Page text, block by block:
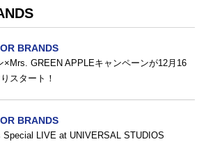
BRANDS
×Mrs. GREEN APPLEキャンペーンが12月16
スタート！
BRANDS
Special LIVE at UNIVERSAL STUDIOS